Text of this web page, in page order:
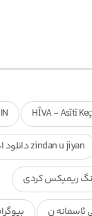
HÎVA - Asîtî
zindan u jiyan دانلود اهنگ
ریمیکس کردی
ئاسمانه ن